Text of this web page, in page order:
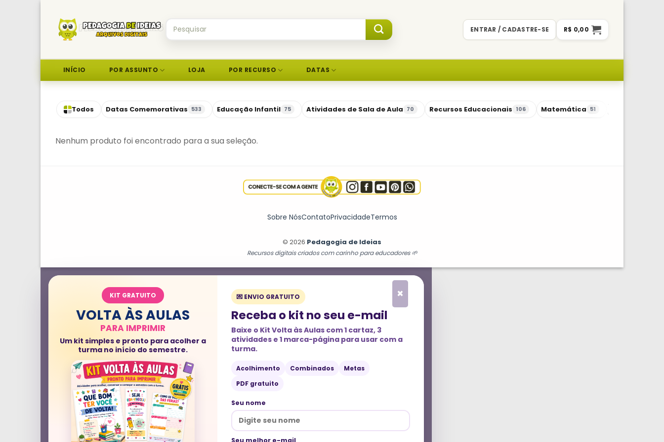
content
por:
ENTRAR / CADASTRE-SE R$ 0,00
INÍCIO POR ASSUNTO LOJA POR RECURSO DATAS
Todos Datas Comemorativas 533 Educação Infantil 75 Atividades de Sala de Aula 70 Recursos Educacionais 106 Matemática 51
Nenhum produto foi encontrado para a sua seleção.
Sobre NósContatoPrivacidadeTermos
© 2026 Pedagogia de Ideias
Recursos digitais criados com carinho para educadores 🌱
×
KIT GRATUITO
VOLTA ÀS AULAS
PARA IMPRIMIR
Um kit simples e pronto para acolher a
turma no início do semestre.
💌 ENVIO GRATUITO
Receba o kit no seu e-mail
Baixe o Kit Volta às Aulas com 1 cartaz, 3
atividades e 1 marca-página para usar com a
turma.
Acolhimento Combinados
Metas
PDF gratuito
Seu nome